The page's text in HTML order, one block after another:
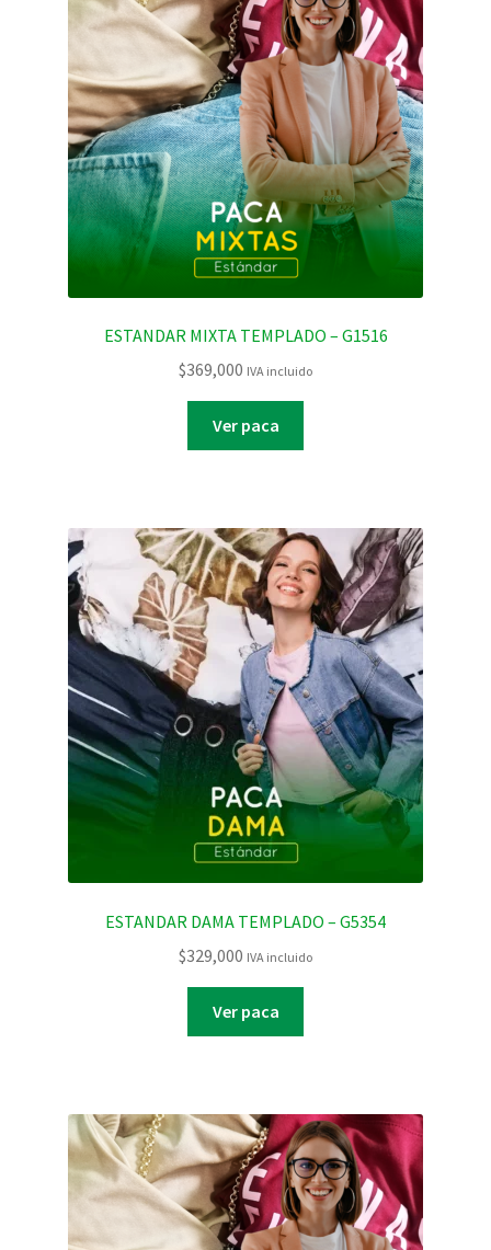
ESTANDAR MIXTA TEMPLADO – G1516
$369,000 IVA incluido
Ver paca
ESTANDAR DAMA TEMPLADO – G5354
$329,000 IVA incluido
Ver paca